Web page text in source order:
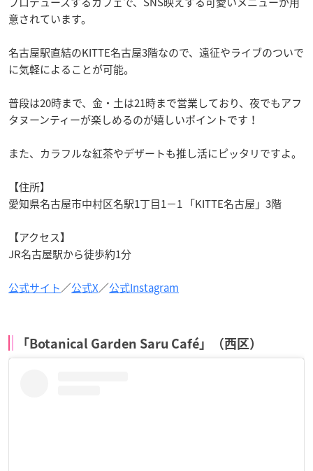
意されています。
名古屋駅直結のKITTE名古屋3階なので、遠征やライブのついで
に気軽によることが可能。
普段は20時まで、金・土は21時まで営業しており、夜でもアフ
タヌーンティーが楽しめるのが嬉しいポイントです！
また、カラフルな紅茶やデザートも推し活にピッタリですよ。
【住所】
愛知県名古屋市中村区名駅1丁目1−1 「KITTE名古屋」3階
【アクセス】
JR名古屋駅から徒歩約1分
公式サイト／公式X／公式Instagram
「Botanical Garden Saru Café」（西区）